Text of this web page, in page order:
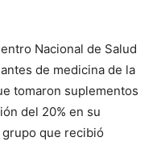
Nacional de Salud
de medicina de la
tomaron suplementos
del 20% en su
que recibió